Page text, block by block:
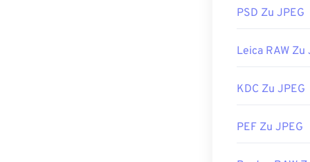
Datei
Microsoft
Nützliche Links:
PSD Zu JPEG
Leica RAW Zu
KDC Zu JPEG
PEF Zu JPEG